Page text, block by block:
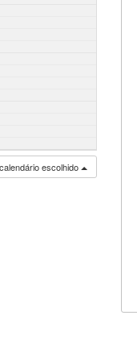
escolhido